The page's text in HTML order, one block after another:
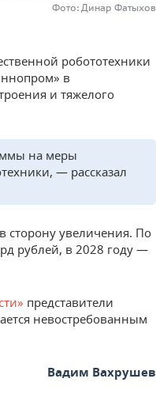
Фото: Динар Фатыхов
робототехники
в
и тяжелого
на меры
— рассказал
сторону увеличения. По
рублей, в 2028 году —
представители
невостребованным
Вадим Вахрушев